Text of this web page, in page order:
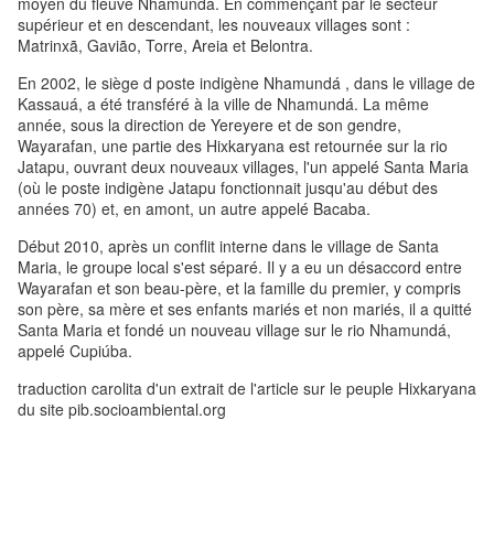
supérieur et en descendant, les nouveaux villages sont :
Matrinxã, Gavião, Torre, Areia et Belontra.
En 2002, le siège d poste indigène Nhamundá , dans le village de
Kassauá, a été transféré à la ville de Nhamundá. La même
année, sous la direction de Yereyere et de son gendre,
Wayarafan, une partie des Hixkaryana est retournée sur la rio
Jatapu, ouvrant deux nouveaux villages, l'un appelé Santa Maria
(où le poste indigène Jatapu fonctionnait jusqu'au début des
années 70) et, en amont, un autre appelé Bacaba.
Début 2010, après un conflit interne dans le village de Santa
Maria, le groupe local s'est séparé. Il y a eu un désaccord entre
Wayarafan et son beau-père, et la famille du premier, y compris
son père, sa mère et ses enfants mariés et non mariés, il a quitté
Santa Maria et fondé un nouveau village sur le rio Nhamundá,
appelé Cupiúba.
traduction carolita d'un extrait de l'article sur le peuple Hixkaryana
du site pib.socioambiental.org